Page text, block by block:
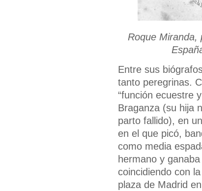
Roque Miranda,
Entre sus
tanto peregrinas.
“función ecuestre
Braganza (su hija
parto fallido), en
en el que picó,
como media
hermano y
coincidiendo con
plaza de Madrid